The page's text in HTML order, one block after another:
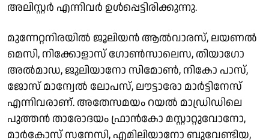
അലിസ്റ്റര്‍ എന്നിവര്‍ ഉള്‍പ്പെട്ടിരിക്കുന്നു.
മുന്നേറ്റനിരയില്‍ ജൂലിയന്‍ ആല്‍വാരസ്, ലയണല്‍
മെസി, നിക്കോളാസ് ഗോണ്‍സാലെസ, തിയാഗോ
അല്‍മാഡ, ജുലിയാനോ സിമോണ്‍, നികോ പാസ്,
ജോസ് മാന്വേല്‍ ലോപസ്, ലൗട്ടാരോ മാര്‍ട്ടിനേസ്
എന്നിവരാണ്. അതേസമയം റയല്‍ മാഡ്രിഡിലെ
പുത്തന്‍ താരോദയം ഫ്രാന്‍കോ മസ്റ്റാറ്റുവോനോ,
മാര്‍കോസ് സനേസി, എമിലിയാനോ ബുവേണ്ടിയ,